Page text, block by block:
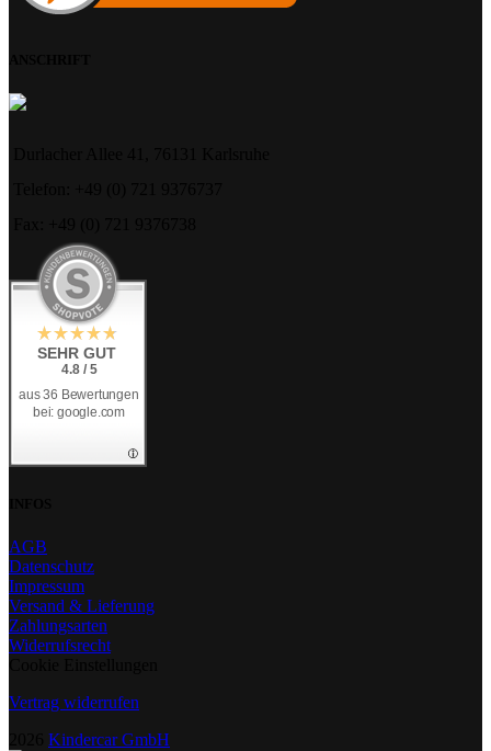
SEHR GUT
4.8 / 5
aus 36 Bewertungen
bei: google.com
AGB
Datenschutz
Impressum
Versand & Lieferung
Zahlungsarten
Widerrufsrecht
Vertrag widerrufen
Kindercar GmbH